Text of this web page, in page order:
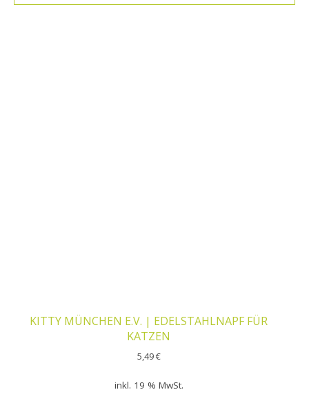
KITTY MÜNCHEN E.V. | EDELSTAHLNAPF FÜR
KATZEN
5,49€
inkl. 19 % MwSt.